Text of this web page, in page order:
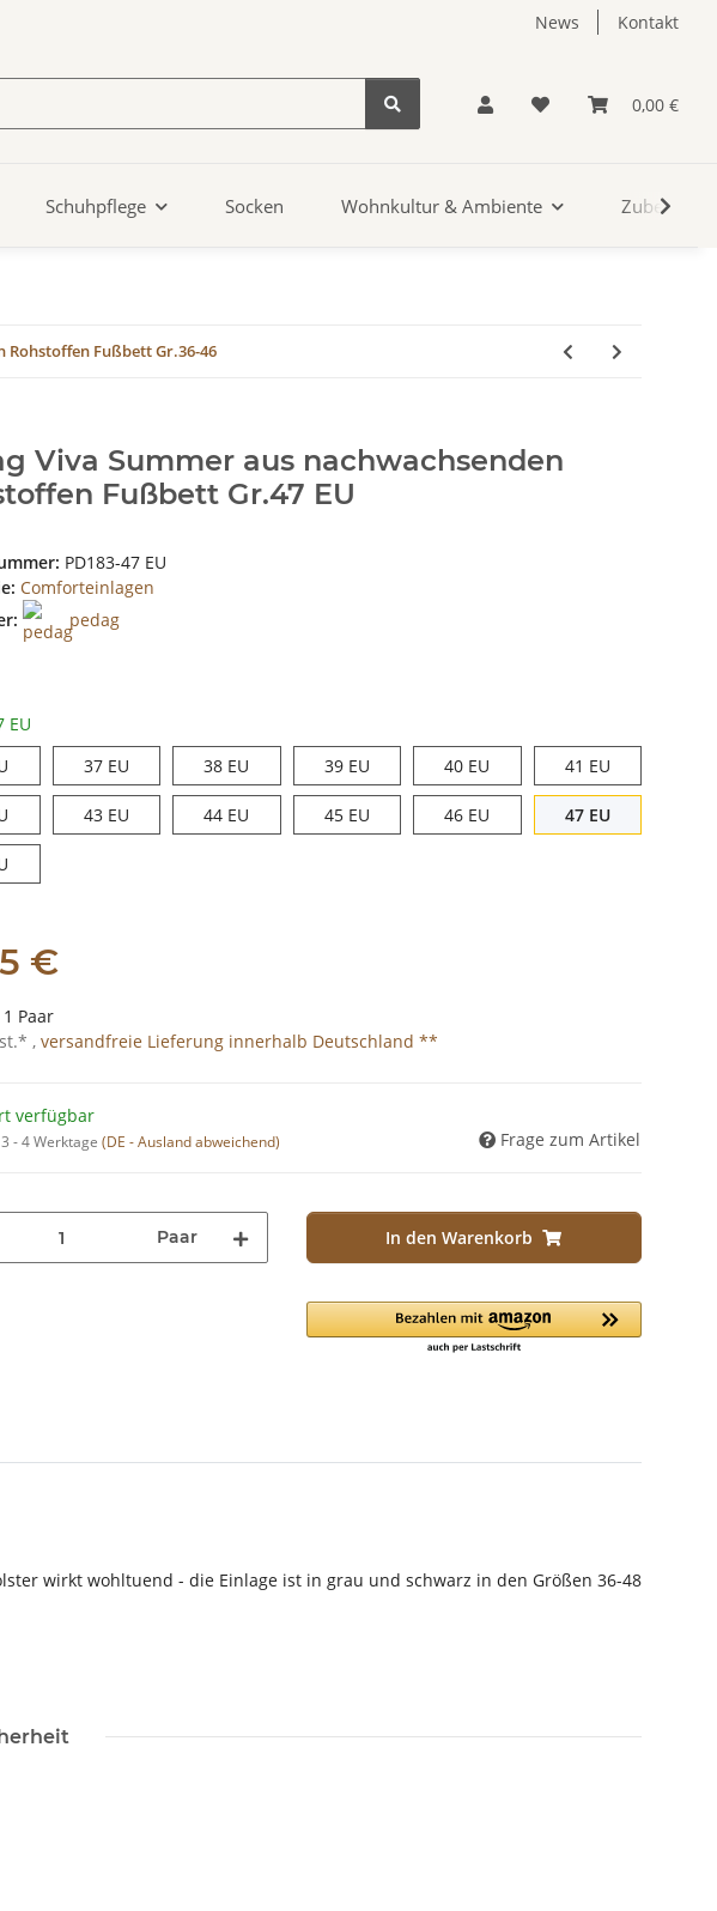
News Kontakt
0,00 €
Schuhpflege Socken Wohnkultur & Ambiente Zubehör
Rohstoffen Fußbett Gr.36-46
Viva Summer aus nachwachsenden
Fußbett Gr.47 EU
PD183-47 EU
Comforteinlagen
pedag
EU
37 EU37 EU 38 EU 39 EU39 EU 40 EU 41 EU41 EU
43 EU43 EU 44 EU 45 EU45 EU 46 EU 47 EU47 EU
€
Paar
, versandfreie Lieferung innerhalb Deutschland **
verfügbar
3 - 4 Werktage (DE - Ausland abweichend) Frage zum Artikel
Paar In den Warenkorb
wirkt wohltuend - die Einlage ist in grau und schwarz in den Größen 36-48